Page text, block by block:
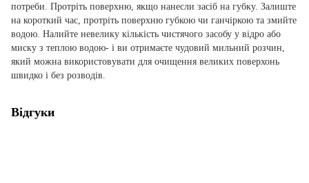
потреби. Протріть поверхню, якщо нанесли засіб на губку. Залиште
на короткий час, протріть поверхню губкою чи ганчіркою та змийте
водою. Налийте невелику кількість чистячого засобу у відро або
миску з теплою водою- і ви отримаєте чудовий мильний розчин,
який можна використовувати для очищення великих поверхонь
швидко і без розводів.
Відгуки